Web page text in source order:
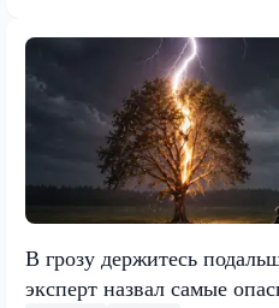
В грозу держитесь
эксперт назвал самые